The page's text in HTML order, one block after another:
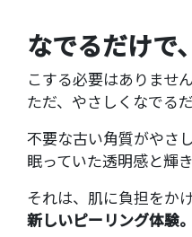
なでるだけで
こする必要はありません
ただ、やさしくなでるだ
不要な古い角質がやさ
眠っていた透明感と輝
それは、肌に負担をか
新しいピーリング体験。